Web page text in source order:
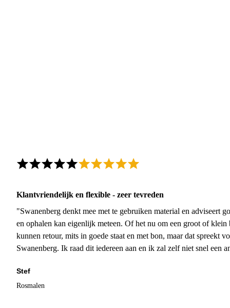
Klantvriendelijk en flexible - zeer tevreden
"Swanenberg denkt mee met te gebruiken material en adviseert
en ophalen kan eigenlijk meteen. Of het nu om een groot of
kunnen retour, mits in goede staat en met bon, maar dat spreekt
Swanenberg. Ik raad dit iedereen aan en ik zal zelf niet snel een
Stef
Rosmalen